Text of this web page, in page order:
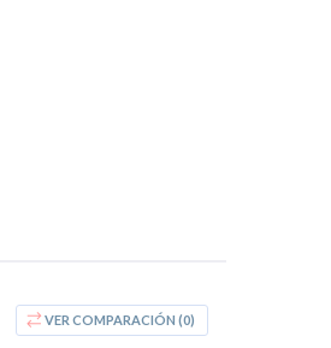
VER COMPARACIÓN (0)